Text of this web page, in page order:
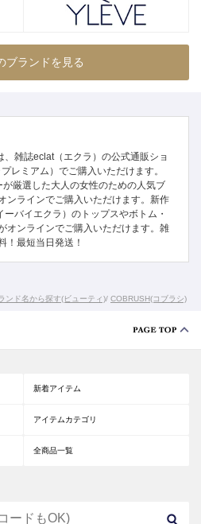
ブランドを見る
雑誌eclat（エクラ）の公式通販ショ
レミアム）でご購入いただけます。
厳選した大人の女性のための人気ブ
ンラインでご購入いただけます。新作
バイエクラ）のトップスやボトム・
オンラインでご購入いただけます。雑
！最短当日発送！
ンド名から探す(ビューティ)/ COBRUSH(コブラシ)
新着アイテム
アイテムカテゴリ
全商品一覧